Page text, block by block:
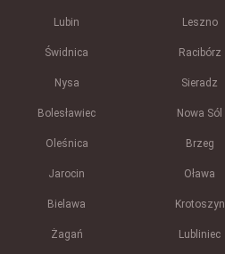
Lubin Leszno
Świdnica Racibórz
Nysa Sieradz
Bolesławiec Nowa Sól
Oleśnica Brzeg
Jarocin Oława
Bielawa Krotoszyn
Żagań Lubliniec